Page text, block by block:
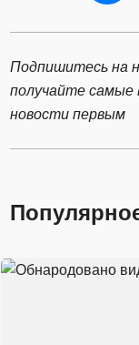
Подпишитесь на
получайте
новости первым